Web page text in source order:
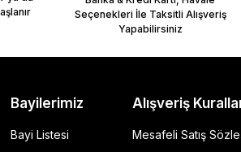
Seçenekleri İle Taksitli Alışveriş
Yapabilirsiniz
Bayilerimiz
Bayi Listesi
Alışveriş
Mesafeli Satış